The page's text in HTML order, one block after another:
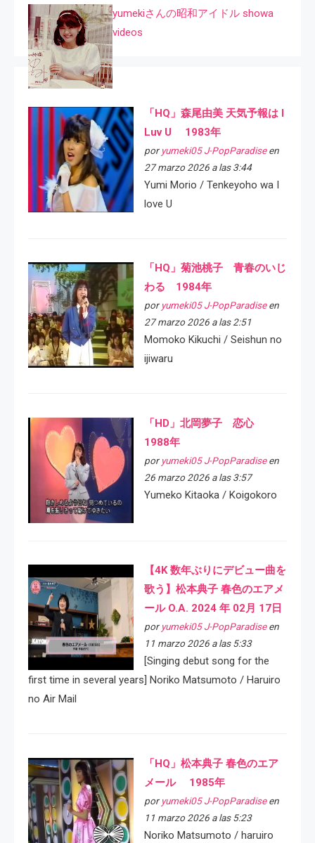
yumekiさんの昭和アイドル showa
videos
「HQ」森尾由美 天気予報は I
Luv U 1983年
por yumeki05 J-PopParadiseen
27 marzo 2026 a las 3:44
Yumi Morio / Tenkeyoho wa I
love U
「HQ」菊池桃子 青春のいじ
わる 1984年
por yumeki05 J-PopParadiseen
27 marzo 2026 a las 2:51
Momoko Kikuchi / Seishun no
ijiwaru
「HD」北岡夢子 恋心
1988年
por yumeki05 J-PopParadiseen
26 marzo 2026 a las 3:57
Yumeko Kitaoka / Koigokoro
【4K 数年ぶりにデビュー曲を
歌う】松本典子 春色のエアメ
ール O.A. 2024 年 02月 17日
por yumeki05 J-PopParadiseen
11 marzo 2026 a las 5:33
[Singing debut song for the
first time in several years] Noriko Matsumoto / Haruiro
no Air Mail
「HQ」松本典子 春色のエア
メール 1985年
por yumeki05 J-PopParadiseen
11 marzo 2026 a las 5:23
Noriko Matsumoto / haruiro